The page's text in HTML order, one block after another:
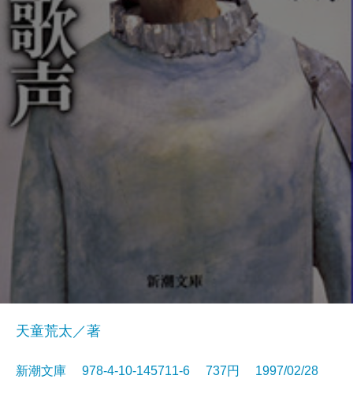
天童荒太／著
新潮文庫 978-4-10-145711-6 737円 1997/02/28